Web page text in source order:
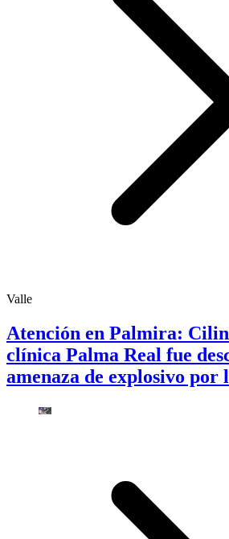
Valle
Atención en Palmira:
clínica Palma Real fue
amenaza de explosivo por